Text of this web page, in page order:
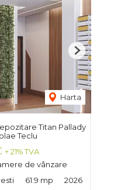
Harta
Next
Titan Pallady
Teclu
+ 21% TVA
de vânzare
61.9 mp 2026